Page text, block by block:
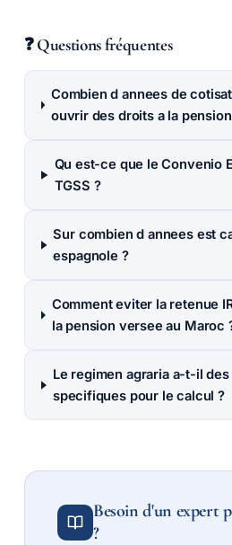
❓ Questions fréquentes
Combien d annees de
ouvrir des droits a la
Qu est-ce que le Convenio
TGSS ?
Sur combien d annees est
espagnole ?
Comment eviter la retenue
la pension versee au Maroc
Le regimen agraria a-t-il
specifiques pour le calcul ?
Besoin d'un expert
?